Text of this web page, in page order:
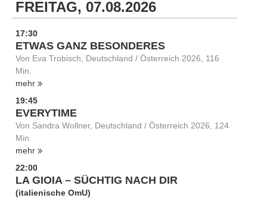
FREITAG, 07.08.2026
17:30
ETWAS GANZ BESONDERES
Von Eva Trobisch, Deutschland / Österreich 2026, 116
Min.
mehr
19:45
EVERYTIME
Von Sandra Wollner, Deutschland / Österreich 2026, 124
Min.
mehr
22:00
LA GIOIA – SÜCHTIG NACH DIR
(italienische OmU)